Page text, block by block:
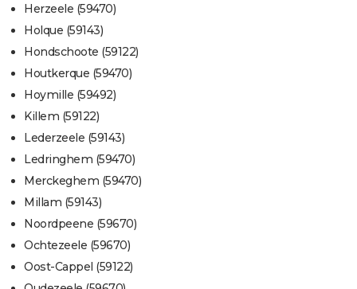
Herzeele (59470)
Holque (59143)
Hondschoote (59122)
Houtkerque (59470)
Hoymille (59492)
Killem (59122)
Lederzeele (59143)
Ledringhem (59470)
Merckeghem (59470)
Millam (59143)
Noordpeene (59670)
Ochtezeele (59670)
Oost-Cappel (59122)